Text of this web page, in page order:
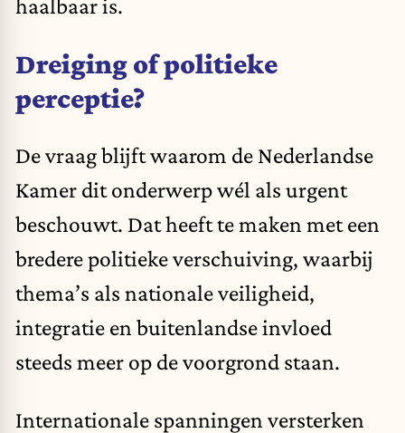
haalbaar is.
Dreiging of politieke
perceptie?
De vraag blijft waarom de Nederlandse
Kamer dit onderwerp wél als urgent
beschouwt. Dat heeft te maken met een
bredere politieke verschuiving, waarbij
thema’s als nationale veiligheid,
integratie en buitenlandse invloed
steeds meer op de voorgrond staan.
Internationale spanningen versterken